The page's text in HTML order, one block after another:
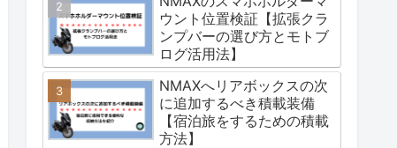
ウント位置検証【拡張クラ
ンプバーの選び方とモトブ
ログ活用法】
NMAXへリアボックスの次
に追加するべき積載装備
【宿泊旅をするための積載
方法】